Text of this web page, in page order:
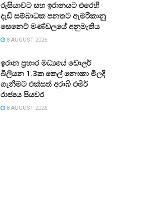
රුසියාවට සහ ඉරානයට එරෙහි
දැඩි සම්බාධක පනතට ඇමරිකානු
සෙනෙට් මණ්ඩලයේ අනුමැතිය
8 AUGUST 2026
ඉරාන ප්‍රහාර මධ්‍යයේ ඩොලර්
බිලියන 1.3ක තෙල් නෞකා මිලදී
ගැනීමට එක්සත් අරාබි එමීර්
රාජ්‍යය පියවර
8 AUGUST 2026